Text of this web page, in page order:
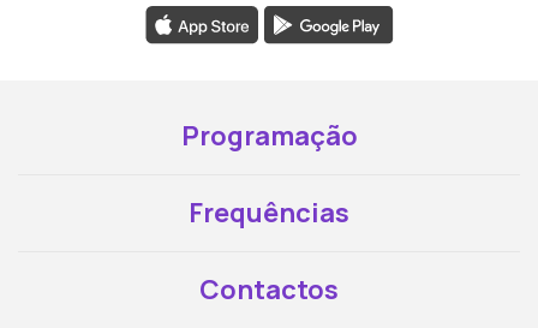
Programação
Frequências
Contactos